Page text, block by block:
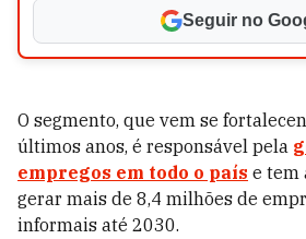
Seguir no
O segmento, que vem se
últimos anos, é responsável pela
empregos em todo o país e tem
gerar mais de 8,4 milhões de
informais até 2030.